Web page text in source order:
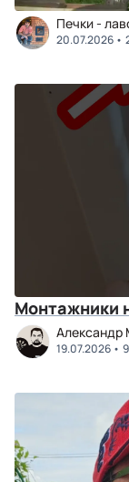
Печки -
20.07.2026
Монтажники
Александр
19.07.2026